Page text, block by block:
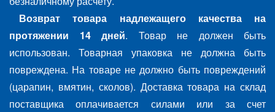
Возврат товара надлежащего качества на
протяжении 14 дней. Товар не должен быть
использован. Товарная упаковка не должна быть
повреждена. На товаре не должно быть повреждений
(царапин, вмятин, сколов). Доставка товара на склад
поставщика оплачивается силами или за счет